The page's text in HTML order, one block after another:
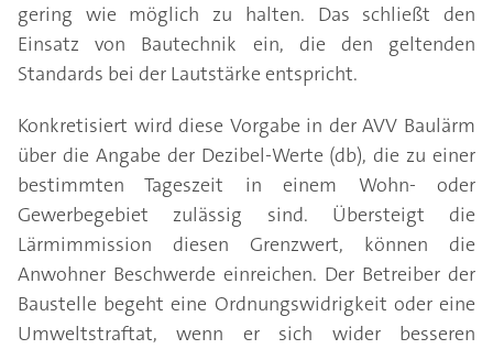
gering wie möglich zu halten. Das schließt den
Einsatz von Bautechnik ein, die den geltenden
Standards bei der Lautstärke entspricht.
Konkretisiert wird diese Vorgabe in der AVV Baulärm
über die Angabe der Dezibel-Werte (db), die zu einer
bestimmten Tageszeit in einem Wohn- oder
Gewerbegebiet zulässig sind. Übersteigt die
Lärmimmission diesen Grenzwert, können die
Anwohner Beschwerde einreichen. Der Betreiber der
Baustelle begeht eine Ordnungswidrigkeit oder eine
Umweltstraftat, wenn er sich wider besseren